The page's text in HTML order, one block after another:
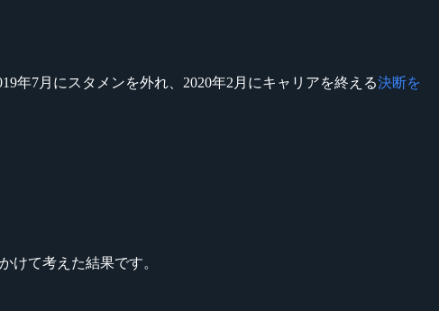
年7月にスタメンを外れ、2020年2月にキャリアを終える決断を
けて考えた結果です。